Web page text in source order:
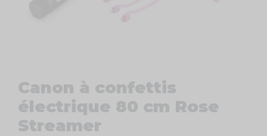
Canon à confettis
électrique 80 cm Rose
Streamer